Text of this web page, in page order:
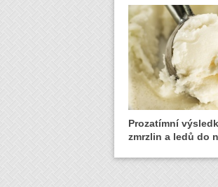
Prozatímní
zmrzlin a ledů do